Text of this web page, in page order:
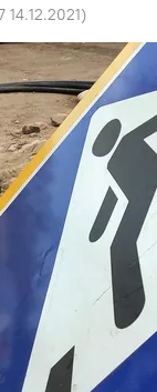
14.12.2021)